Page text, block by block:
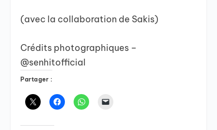
(avec la collaboration de Sakis)
Crédits photographiques –
@senhitofficial
Partager :